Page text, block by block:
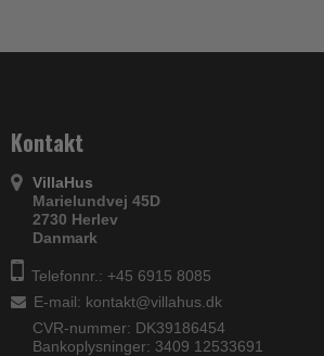
Kontakt
VillaHus
Marielundvej 45D
2730 Herlev
Danmark
Telefonnr.: +45 6915 8085
E-mail: kontakt@villahus.dk
CVR-nummer: DK39186454
Bankoplysninger: 3409 12533691